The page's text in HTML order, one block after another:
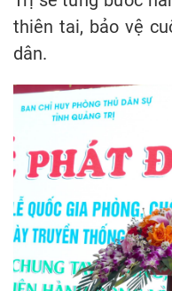
thiên tai, bảo vệ
dân.